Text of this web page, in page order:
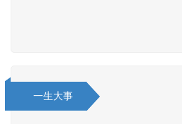
一生大事